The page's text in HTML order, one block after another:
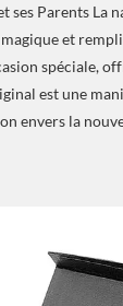
Parents La
et
spéciale,
est une
envers la